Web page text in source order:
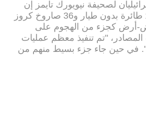
لصحيفة نيويورك تايمز إن
إيران أطلقت 185 طائرة بدون طيار و36 صاروخ كروز
أرض-أرض كجزء من الهجوم على
"تم تنفيذ معظم عمليات
في حين جاء جزء بسيط منهم من